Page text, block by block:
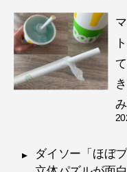
ダイソー「ほぼ